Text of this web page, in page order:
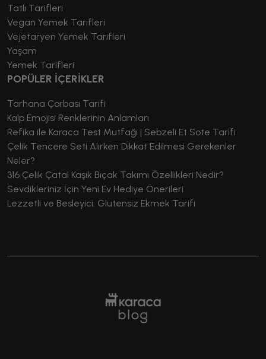
Tatlı Tarifleri
Vegan Yemek Tarifleri
Vejetaryen Yemek Tarifleri
Yaşam
Yemek Tarifleri
POPÜLER İÇERİKLER
Tarhana Çorbası Tarifi
Kalp Emojisi Renklerinin Anlamları
Refika ile Karaca Test Mutfağı | Sebzeli Et Sote Tarifi
Çelik Tencere Seti Alırken Dikkat Edilmesi Gerekenler
Neler?
316 Çelik Çatal Kaşık Bıçak Takımı Özellikleri Nedir?
Sevdikleriniz İçin Yeni Ev Hediye Önerileri
Lezzetli ve Besleyici: Glutensiz Ekmek Tarifi